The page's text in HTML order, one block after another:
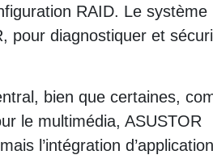
RAID. Le système
pour diagnostiquer et
bien que certaines,
le multimédia, ASUSTOR
l’intégration